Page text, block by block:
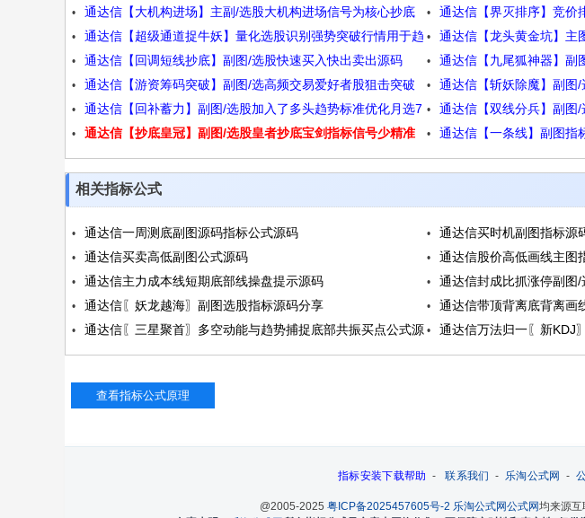
源码 标源码
通达信【大机构进场】主副/选股大机构进场信号为核心抄底
启动信号源码
通达信【界灭排序】竞价
通达信【超级通道捉牛妖】量化选股识别强势突破行情用于趋
势交易源码
通达信【龙头黄金坑】主
动点源码
通达信【回调短线抄底】副图/选股快速买入快出卖出源码 通达信【九尾狐神器】副
与资金流向识别跟庄机会和
通达信【游资筹码突破】副图/选高频交易爱好者股狙击突破
源码
通达信【斩妖除魔】副图
码
通达信【回补蓄力】副图/选股加入了多头趋势标准优化月选7
7股仅8败源码
通达信【双线分兵】副图
强势启动源码
通达信【抄底皇冠】副图/选股皇者抄底宝剑指标信号少精准
度高源码
通达信【一条线】副图指
码
相关指标公式
通达信一周测底副图源码指标公式源码
通达信买时机副图指标源
通达信买卖高低副图公式源码
通达信股价高低画线主图
通达信主力成本线短期底部线操盘提示源码
通达信封成比抓涨停副图
通达信〖妖龙越海〗副图选股指标源码分享
通达信带顶背离底背离画
通达信〖三星聚首〗多空动能与趋势捕捉底部共振买点公式源
码
通达信万法归一〖新KDJ
指标安装下载帮助 -联系我们 - 乐淘公式网 -
@2005-2025 粤ICP备2025457605号-2 乐淘公式网公式网均来源互